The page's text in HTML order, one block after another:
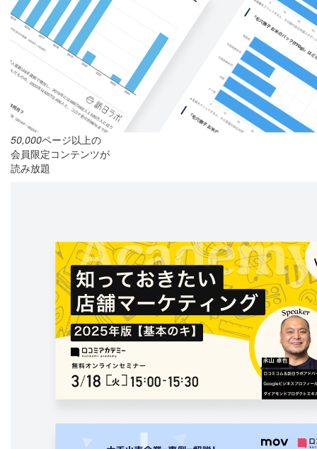
50,000ページ以上の
会員限定コンテンツが
読み放題